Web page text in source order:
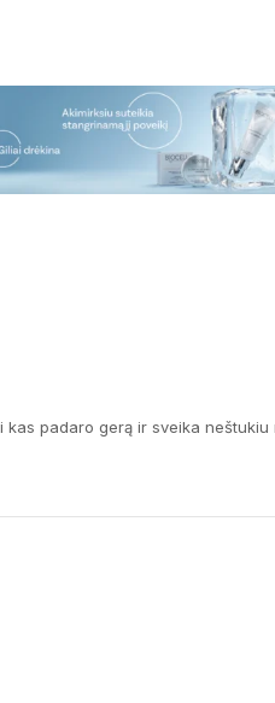
padaro gerą ir sveika neštukiu